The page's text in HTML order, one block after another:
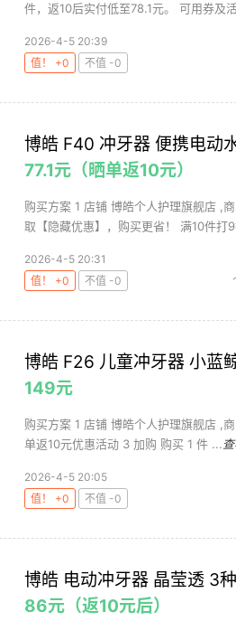
件，返10后实付低至78.1元。 可用券及
2026-4-5 20:39
值！ +0
不值 -0
博皓 F40 冲牙器 便携电动
77.1元（晒单返10元）
购买方案 1 店铺 博皓个人护理旗舰店 ,
取【隐藏优惠】，购买更省！ 满10件打
2026-4-5 20:31
值！ +0
不值 -0
博皓 F26 儿童冲牙器 小蓝
149元
购买方案 1 店铺 博皓个人护理旗舰店 ,
单返10元优惠活动 3 加购 购买 1 件 ...
2026-4-5 20:05
值！ +0
不值 -0
博皓 电动冲牙器 晶莹透 3
86元（返10元后）